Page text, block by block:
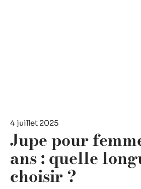
4 juillet 2025
Jupe pour
ans : quelle
choisir ?